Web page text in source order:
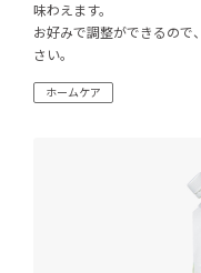
味わえます。
お好みで調整ができるので
さい。
ホームケア